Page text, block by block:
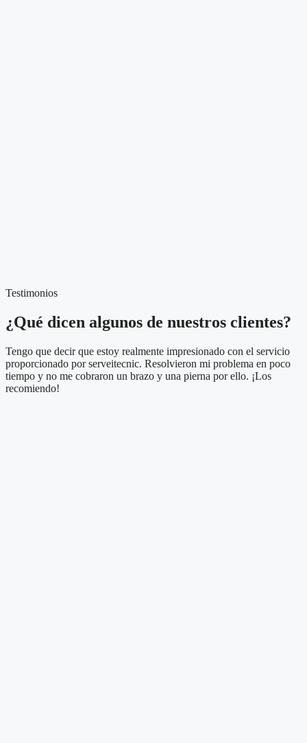
Testimonios
¿Qué dicen algunos de nuestros clientes?
Tengo que decir que estoy realmente impresionado con el servicio
proporcionado por serveitecnic. Resolvieron mi problema en poco
tiempo y no me cobraron un brazo y una pierna por ello. ¡Los
recomiendo!